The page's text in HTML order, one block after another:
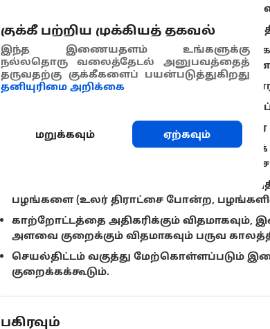
தளிர்களை அகற்றுதல் ஆகிய நடைமுறைகளை
சாத்தியமான இடங்களில், அடிக்கும் காற்றின்
பழத்தில் காயம் ஏற்படுவதைத் தவிர்க்க
நோய்கள் ஆகியவற்றைக் கட்டுப்படுத்த
உங்கள் திராட்சைத் தோட்டத்தில் நல்ல
கொடிகளில் உள்ள காய்ந்த திராட்சைகளை
பூஞ்சை சேதத்தை கட்டுப்படுத்த உதவும்
வித்துக்களின் எண்ணிக்கையை கணிசமாகக்
மற்றும் பிற தாவர பாகங்களை சீர்திருத்தம்
திராட்சைத் தோட்டத்தில் காற்று சுழற்சியை
பழங்களை (உலர் திராட்சை போன்ற,
காற்றோட்டத்தை அதிகரிக்கும்
அளவை குறைக்கும் விதமாகவும் பருவ
செயல்திட்டம் வகுத்து மேற்கொள்ளப்படும்
குறைக்கக்கூடும்.
பகிரவும்
குக்கீ பற்றிய முக்கியத் தகவல்
இந்த இணையதளம் உங்களுக்கு
நல்லதொரு வலைத்தேடல் அனுபவத்தைத்
தருவதற்கு குக்கீகளைப் பயன்படுத்துகிறது
தனியுரிமை அறிக்கை
மறுக்கவும் ஏற்கவும்